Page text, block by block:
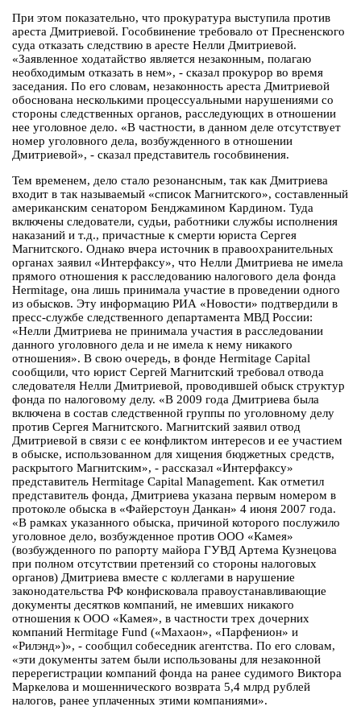
При этом показательно, что прокуратура выступила против
ареста Дмитриевой. Гособвинение требовало от Пресненского
суда отказать следствию в аресте Нелли Дмитриевой.
«Заявленное ходатайство является незаконным, полагаю
необходимым отказать в нем», - сказал прокурор во время
заседания. По его словам, незаконность ареста Дмитриевой
обоснована несколькими процессуальными нарушениями со
стороны следственных органов, расследующих в отношении
нее уголовное дело. «В частности, в данном деле отсутствует
номер уголовного дела, возбужденного в отношении
Дмитриевой», - сказал представитель гособвинения.
Тем временем, дело стало резонансным, так как Дмитриева
входит в так называемый «список Магнитского», составленный
американским сенатором Бенджамином Кардином. Туда
включены следователи, судьи, работники службы исполнения
наказаний и т.д., причастные к смерти юриста Сергея
Магнитского. Однако вчера источник в правоохранительных
органах заявил «Интерфаксу», что Нелли Дмитриева не имела
прямого отношения к расследованию налогового дела фонда
Hermitage, она лишь принимала участие в проведении одного
из обысков. Эту информацию РИА «Новости» подтвердили в
пресс-службе следственного департамента МВД России:
«Нелли Дмитриева не принимала участия в расследовании
данного уголовного дела и не имела к нему никакого
отношения». В свою очередь, в фонде Hermitage Capital
сообщили, что юрист Сергей Магнитский требовал отвода
следователя Нелли Дмитриевой, проводившей обыск структур
фонда по налоговому делу. «В 2009 года Дмитриева была
включена в состав следственной группы по уголовному делу
против Сергея Магнитского. Магнитский заявил отвод
Дмитриевой в связи с ее конфликтом интересов и ее участием
в обыске, использованном для хищения бюджетных средств,
раскрытого Магнитским», - рассказал «Интерфаксу»
представитель Hermitage Capital Management. Как отметил
представитель фонда, Дмитриева указана первым номером в
протоколе обыска в «Файерстоун Данкан» 4 июня 2007 года.
«В рамках указанного обыска, причиной которого послужило
уголовное дело, возбужденное против ООО «Камея»
(возбужденного по рапорту майора ГУВД Артема Кузнецова
при полном отсутствии претензий со стороны налоговых
органов) Дмитриева вместе с коллегами в нарушение
законодательства РФ конфисковала правоустанавливающие
документы десятков компаний, не имевших никакого
отношения к ООО «Камея», в частности трех дочерних
компаний Hermitage Fund («Махаон», «Парфенион» и
«Рилэнд»)», - сообщил собеседник агентства. По его словам,
«эти документы затем были использованы для незаконной
перерегистрации компаний фонда на ранее судимого Виктора
Маркелова и мошеннического возврата 5,4 млрд рублей
налогов, ранее уплаченных этими компаниями».